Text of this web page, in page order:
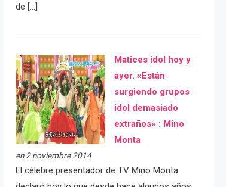
de […]
Matices idol hoy y
ayer. «Están
surgiendo grupos
idol demasiado
extraños» : Mino
Monta
en 2 noviembre 2014
El célebre presentador de TV Mino Monta